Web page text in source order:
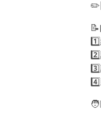
✏️
📝